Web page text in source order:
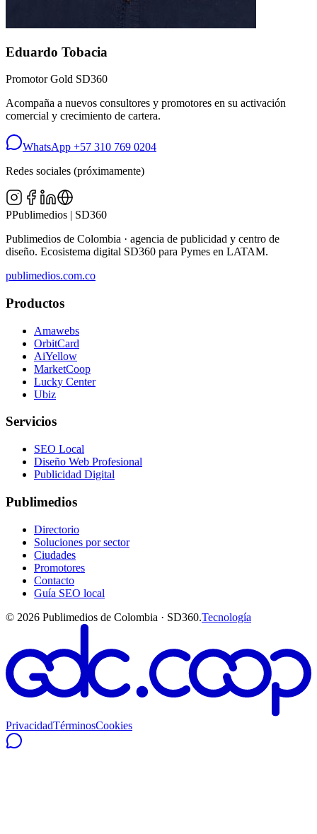
Eduardo Tobacia
Promotor Gold SD360
Acompaña a nuevos consultores y promotores en su activación
comercial y crecimiento de cartera.
WhatsApp +57 310 769 0204
Redes sociales (próximamente)
PPublimedios | SD360
Publimedios de Colombia · agencia de publicidad y centro de
diseño. Ecosistema digital SD360 para Pymes en LATAM.
publimedios.com.co
Productos
Amawebs
OrbitCard
AiYellow
MarketCoop
Lucky Center
Ubiz
Servicios
SEO Local
Diseño Web Profesional
Publicidad Digital
Publimedios
Directorio
Soluciones por sector
Ciudades
Promotores
Contacto
Guía SEO local
© 2026 Publimedios de Colombia · SD360.Tecnología
PrivacidadTérminosCookies